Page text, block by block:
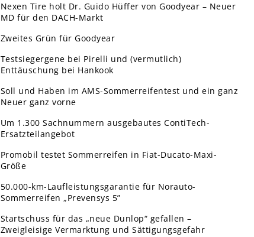
Nexen Tire holt Dr. Guido Hüffer von Goodyear – Neuer
MD für den DACH-Markt
Zweites Grün für Goodyear
Testsiegergene bei Pirelli und (vermutlich)
Enttäuschung bei Hankook
Soll und Haben im AMS-Sommerreifentest und ein ganz
Neuer ganz vorne
Um 1.300 Sachnummern ausgebautes ContiTech-
Ersatzteilangebot
Promobil testet Sommerreifen in Fiat-Ducato-Maxi-
Größe
50.000-km-Laufleistungsgarantie für Norauto-
Sommerreifen „Prevensys 5”
Startschuss für das „neue Dunlop“ gefallen –
Zweigleisige Vermarktung und Sättigungsgefahr